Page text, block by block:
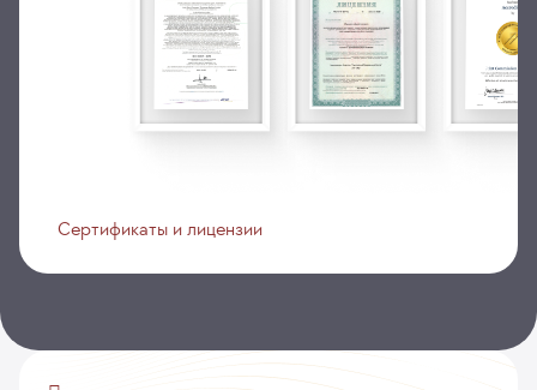
Сертификаты и лицензии